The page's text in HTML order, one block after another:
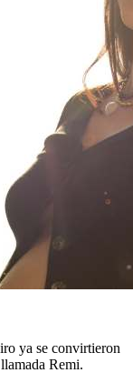
ya se convirtieron
Remi.